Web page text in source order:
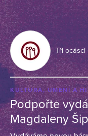
Tři ocásci
KULTURA, UMĚNÍ A
Podpořte
Magdaleny